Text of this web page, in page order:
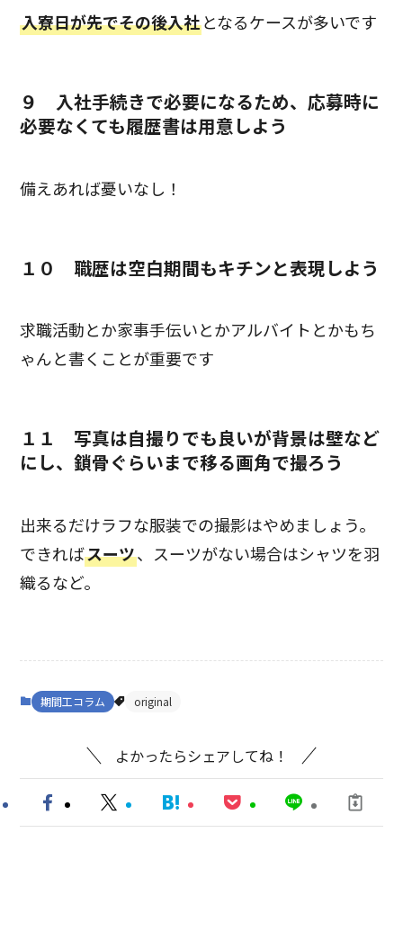
入寮日が先でその後入社となるケースが多いです
９ 入社手続きで必要になるため、応募時に
必要なくても履歴書は用意しよう
備えあれば憂いなし！
１０ 職歴は空白期間もキチンと表現しよう
求職活動とか家事手伝いとかアルバイトとかもち
ゃんと書くことが重要です
１１ 写真は自撮りでも良いが背景は壁など
にし、鎖骨ぐらいまで移る画角で撮ろう
出来るだけラフな服装での撮影はやめましょう。
できればスーツ、スーツがない場合はシャツを羽
織るなど。
期間工コラム original
よかったらシェアしてね！